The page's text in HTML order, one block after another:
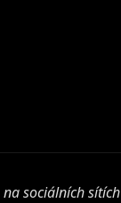
sociálních sítích